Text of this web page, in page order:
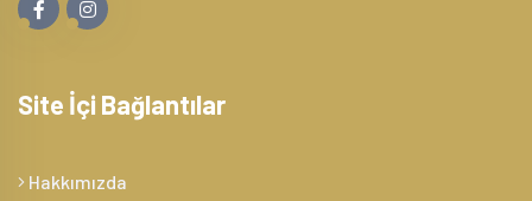
Site İçi Bağlantılar
Hakkımızda